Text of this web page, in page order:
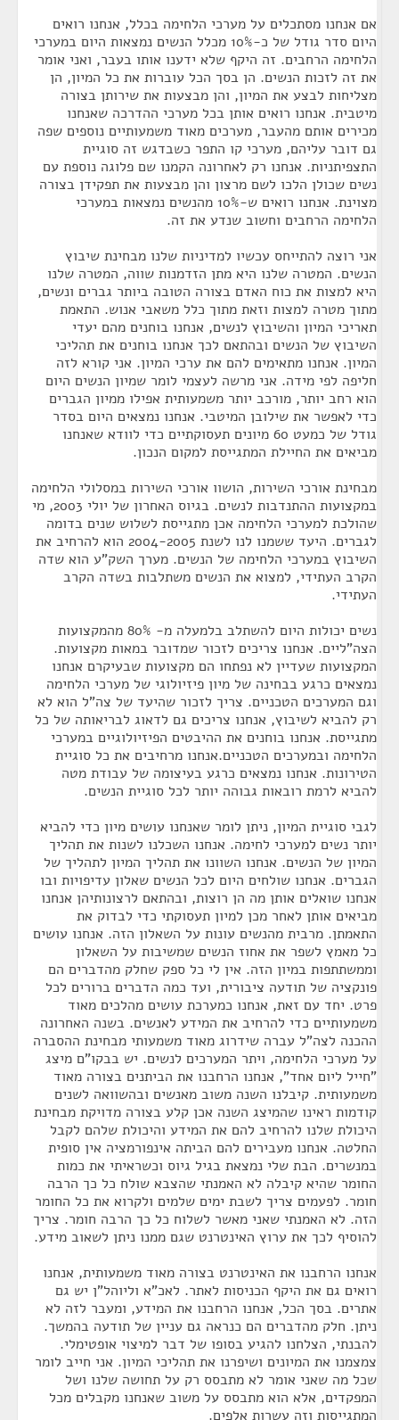
אם אנחנו מסתכלים על מערכי הלחימה בכלל, אנחנו רואים
היום סדר גודל של כ-10% מכלל הנשים נמצאות היום במערכי
הלחימה הרחבים. זה היקף שלא ידענו אותו בעבר, ואני אומר
את זה לזכות הנשים. הן בסך הכל עוברות את כל המיון, הן
מצליחות לבצע את המיון, והן מבצעות את שירותן בצורה
מיטבית. אנחנו רואים אותן בכל מערכי ההדרכה שאנחנו
מכירים אותם מהעבר, מערכים מאוד משמעותיים נוספים שפה
גם דובר עליהם, מערכי קו התפר כשבדגש זה סוגיית
התצפיתניות. אנחנו רק לאחרונה הקמנו שם פלוגה נוספת עם
נשים שכולן הלכו לשם מרצון והן מבצעות את תפקידן בצורה
מצוינת. אנחנו רואים ש-10% מהנשים נמצאות במערכי
הלחימה הרחבים וחשוב שנדע את זה.
אני רוצה להתייחס עכשיו למדיניות שלנו מבחינת שיבוץ
הנשים. המטרה שלנו היא מתן הזדמנות שווה, המטרה שלנו
היא למצות את כוח האדם בצורה הטובה ביותר גברים ונשים,
מתוך מטרה למצות וזאת מתוך כלל משאבי אנוש. התאמת
תאריכי המיון והשיבוץ לנשים, אנחנו בוחנים מהם יעדי
השיבוץ של הנשים ובהתאם לכך אנחנו בוחנים את תהליכי
המיון. אנחנו מתאימים להם את ערכי המיון. אני קורא לזה
חליפה לפי מידה. אני מרשה לעצמי לומר שמיון הנשים היום
הוא רחב יותר, מורכב יותר משמעותית אפילו ממיון הגברים
כדי לאפשר את שילובן המיטבי. אנחנו נמצאים היום בסדר
גודל של כמעט 60 מיונים תעסוקתיים כדי לוודא שאנחנו
מביאים את החיילת המתגייסת למקום הנכון.
מבחינת אורכי השירות, הושוו אורכי השירות במסלולי הלחימה
במקצועות ההתנדבות לנשים. בגיוס האחרון של יולי 2003, מי
שהולכת למערכי הלחימה אכן מתגייסת לשלוש שנים בדומה
לגברים. היעד ששמנו לנו לשנת 2004-2005 הוא להרחיב את
השיבוץ במערכי הלחימה של הנשים. מערך השק"ע הוא שדה
הקרב העתידי, למצוא את הנשים משתלבות בשדה הקרב
העתידי.
נשים יכולות היום להשתלב בלמעלה מ- 80% מהמקצועות
הצה"ליים. אנחנו צריכים לזכור שמדובר במאות מקצועות.
המקצועות שעדיין לא נפתחו הם מקצועות שבעיקרם אנחנו
נמצאים כרגע בבחינה של מיון פיזיולוגי של מערכי הלחימה
וגם המערכים הטכניים. צריך לזכור שהיעד של צה"ל הוא לא
רק להביא לשיבוץ, אנחנו צריכים גם לדאוג לבריאותה של כל
מתגייסת. אנחנו בוחנים את ההיבטים הפיזיולוגיים במערכי
הלחימה ובמערכים הטכניים.אנחנו מרחיבים את כל סוגיית
הטירונות. אנחנו נמצאים כרגע בעיצומה של עבודת מטה
להביא לרמת רובאות גבוהה יותר לכל סוגיית הנשים.
לגבי סוגיית המיון, ניתן לומר שאנחנו עושים מיון כדי להביא
יותר נשים למערכי לחימה. אנחנו השכלנו לשנות את תהליך
המיון של הנשים. אנחנו השוונו את תהליך המיון לתהליך של
הגברים. אנחנו שולחים היום לכל הנשים שאלון עדיפויות ובו
אנחנו שואלים אותן מה הן רוצות, ובהתאם לרצונותיהן אנחנו
מביאים אותן לאחר מכן למיון תעסוקתי כדי לבדוק את
התאמתן. מרבית מהנשים עונות על השאלון הזה. אנחנו עושים
כל מאמץ לשפר את אחוז הנשים שמשיבות על השאלון
וממשתתפות במיון הזה. אין לי כל ספק שחלק מהדברים הם
פונקציה של תודעה ציבורית, ועד כמה הדברים ברורים לכל
פרט. יחד עם זאת, אנחנו כמערכת עושים מהלכים מאוד
משמעותיים כדי להרחיב את המידע לאנשים. בשנה האחרונה
ההכנה לצה"ל עברה שידרוג מאוד משמעותי מבחינת ההסברה
על מערכי הלחימה, ויתר המערכים לנשים. יש בבקו"ם מיצג
"חייל ליום אחד", אנחנו הרחבנו את הביתנים בצורה מאוד
משמעותית. קיבלנו השנה משוב מאנשים ובהשוואה לשנים
קודמות ראינו שהמיצג השנה אכן קלע בצורה מדויקת מבחינת
היכולת שלנו להרחיב להם את המידע והיכולת שלהם לקבל
החלטה. אנחנו מעבירים להם הביתה אינפורמציה אין סופית
במנשרים. הבת שלי נמצאת בגיל גיוס וכשראיתי את כמות
החומר שהיא קיבלה לא האמנתי שהצבא שולח כל כך הרבה
חומר. לפעמים צריך לשבת ימים שלמים ולקרוא את כל החומר
הזה. לא האמנתי שאני מאשר לשלוח כל כך הרבה חומר. צריך
להוסיף לכך את ערוץ האינטרנט שגם ממנו ניתן לשאוב מידע.
אנחנו הרחבנו את האינטרנט בצורה מאוד משמעותית, אנחנו
רואים גם את היקף הכניסות לאתר. לאכ"א וליוהל"ן יש גם
אתרים. בסך הכל, אנחנו הרחבנו את המידע, ומעבר לזה לא
ניתן. חלק מהדברים הם כנראה גם עניין של תודעה בהמשך.
להבנתי, הצלחנו להגיע בסופו של דבר למיצוי אופטימלי.
צמצמנו את המיונים ושיפרנו את תהליכי המיון. אני חייב לומר
שכל מה שאני אומר לא מתבסס רק על תחושה שלנו ושל
המפקדים, אלא הוא מתבסס על משוב שאנחנו מקבלים מכל
המתגייסות וזה עשרות אלפים.